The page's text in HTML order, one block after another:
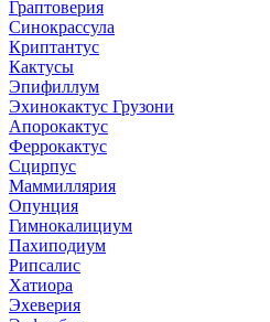
Граптоверия
Синокрассула
Криптантус
Кактусы
Эпифиллум
Эхинокактус Грузони
Апорокактус
Феррокактус
Сцирпус
Маммиллярия
Опунция
Гимнокалициум
Пахиподиум
Рипсалис
Хатиора
Эхеверия